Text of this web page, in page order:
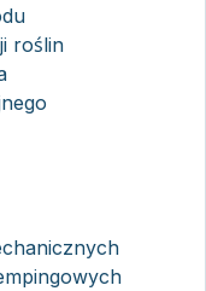
roślin